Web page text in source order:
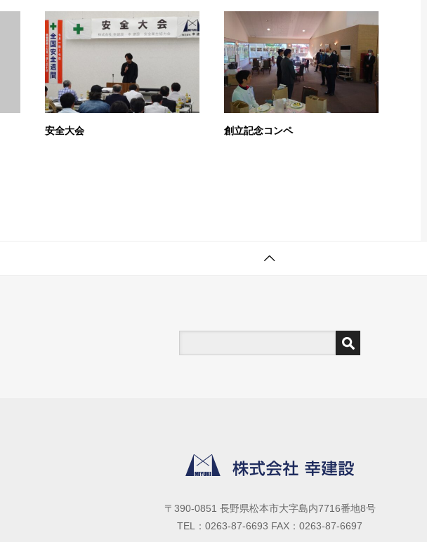
安全大会 創立記念コンペ
〒390-0851 長野県松本市大字島内7716番地8号
TEL：0263-87-6693 FAX：0263-87-6697